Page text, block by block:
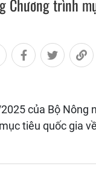
Chương trình
của Bộ Nông
tiêu quốc gia